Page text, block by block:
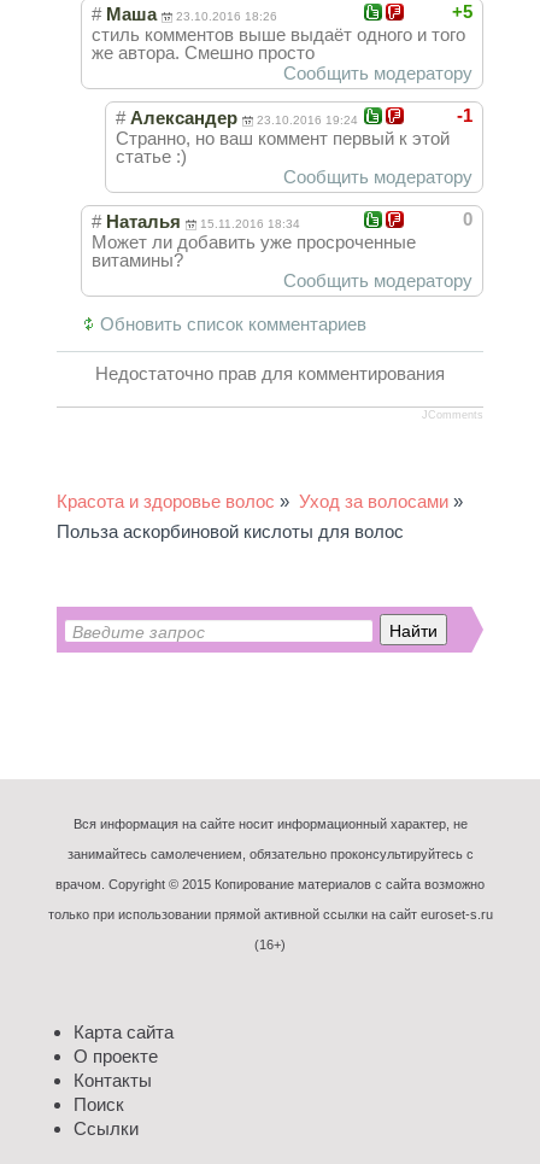
+5
# Маша 23.10.2016 18:26
стиль комментов выше выдаёт одного и того
же автора. Смешно просто
Сообщить модератору
-1
# Александер 23.10.2016 19:24
Странно, но ваш коммент первый к этой
статье :)
Сообщить модератору
0
# Наталья 15.11.2016 18:34
Может ли добавить уже просроченные
витамины?
Сообщить модератору
Обновить список комментариев
Недостаточно прав для комментирования
JComments
Красота и здоровье волос » Уход за волосами »
Польза аскорбиновой кислоты для волос
Вся информация на сайте носит информационный характер, не
занимайтесь самолечением, обязательно проконсультируйтесь с
врачом. Copyright © 2015 Копирование материалов с сайта возможно
только при использовании прямой активной ссылки на сайт euroset-s.ru
(16+)
Карта сайта
О проекте
Контакты
Поиск
Ссылки